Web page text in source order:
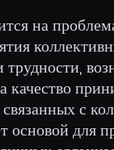
на
качество
связанных с
основой для